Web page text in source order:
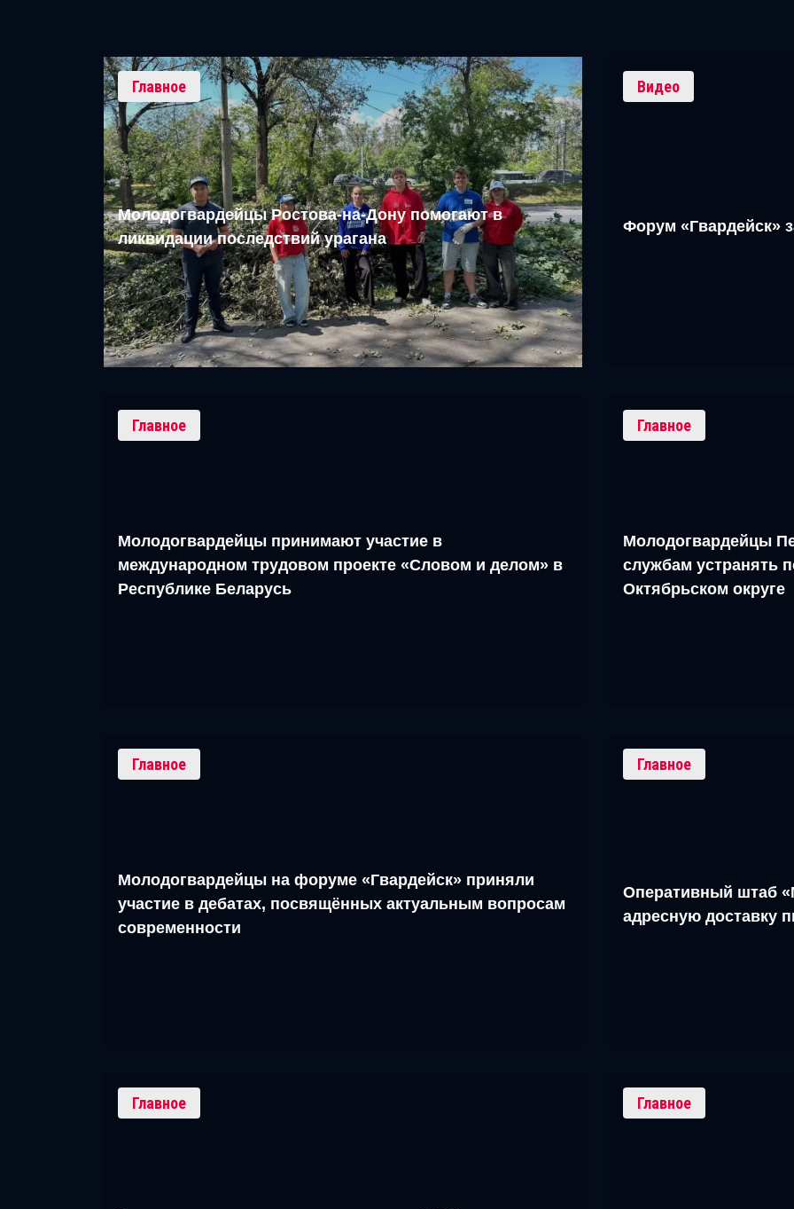
Главное
Молодогвардейцы Ростова-на-Дону помогают в
ликвидации последствий урагана
Видео
Форум «Гвардейск»
Главное
Молодогвардейцы принимают участие в
международном трудовом проекте «Словом и делом» в
Республике Беларусь
Главное
Молодогвардейцы
службам устранять
Октябрьском округе
Главное
Молодогвардейцы на форуме «Гвардейск» приняли
участие в дебатах, посвящённых актуальным вопросам
современности
Главное
Оперативный штаб
адресную доставку
Главное Главное